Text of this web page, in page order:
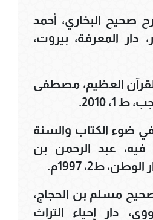
صحيح البخاري، أحمد
دار المعرفة، بيروت،
العظيم، مصطفى
1، 2010.
في ضوء الكتاب والسنة
عبد الرحمن بن
ط2، 1997م.
مسلم بن الحجاج،
دار إحياء التراث